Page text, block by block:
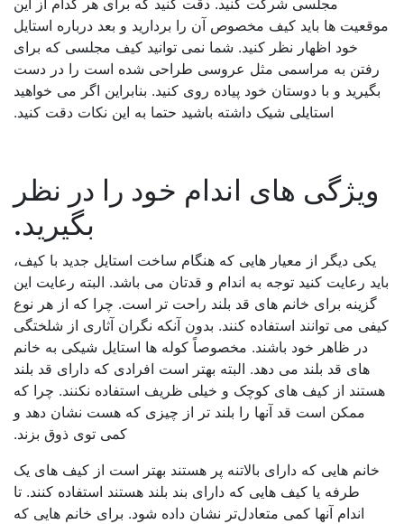
ها باید کیف مخصوص آن را بردارید و بعد درباره استایل
خود اظهار نظر کنید. شما نمی توانید کیف مجلسی که برای
به مراسمی مثل عروسی طراحی شده است را در دست
و با دوستان خود پیاده روی کنید. بنابراین اگر می خواهید
استایلی شیک داشته باشید حتما به این نکات دقت کنید.
های اندام خود را در نظر
بگیرید.
یکی دیگر از معیار هایی که هنگام ساخت استایل جدید با کیف،
رعایت کنید توجه به اندام و قدتان می باشد. البته رعایت این
گزینه برای خانم های قد بلند راحت تر است. چرا که از هر نوع
می توانند استفاده کنند. بدون آنکه نگران آثاری از شلختگی
در ظاهر خود باشند. مخصوصاً کوله ها استایل شیکی به خانم
های قد بلند می دهد. البته بهتر است افرادی که دارای قد بلند
از کیف های کوچک و خیلی ظریف استفاده نکنند. چرا که
ممکن است قد آنها را بلند تر از چیزی که هست نشان دهد و
کمی توی ذوق بزند.
هایی که دارای بالاتنه پر هستند بهتر است از کیف های یک
طرفه یا کیف هایی که دارای بند بلند هستند استفاده کنند. تا
اندام آنها کمی متعادل‌تر نشان داده شود. برای خانم هایی که